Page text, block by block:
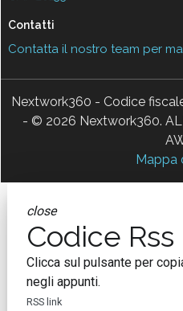
Contatti
Contatta il nostro team per
Nextwork360 - Codice
- © 2026 Nextwork360.
Mappa
close
Codice Rss
Clicca sul pulsante per
negli appunti.
RSS link